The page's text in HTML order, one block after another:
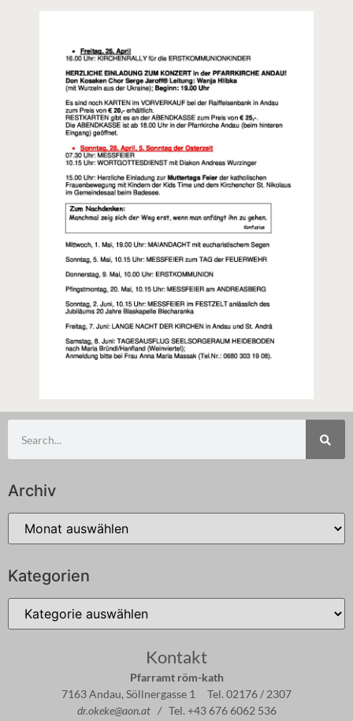
Archiv
Kategorien
Kontakt
Pfarramt röm-kath
7163 Andau, Söllnergasse 1 Tel. 02176 / 2307
dr.okeke@aon.at / Tel. +43 676 6062 536